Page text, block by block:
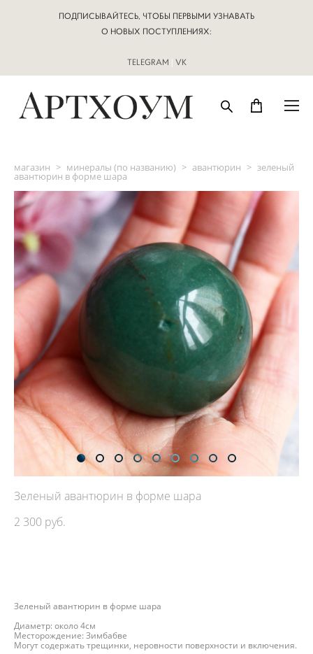
ПОДПИСЫВАЙТЕСЬ, ЧТОБЫ ПЕРВЫМИ УЗНАВАТЬ
О НОВЫХ ПОСТУПЛЕНИЯХ:
TELEGRAM | VK
магазин > минералы (по названию) > авантюрин > зеленый
авантюрин в форме шара
Зеленый авантюрин в форме шара
2 300 pуб.
Зеленый авантюрин в форме шара
Диаметр: около 4см
Месторождение: Зимбабве
Могут содержать трещинки, неровности поверхности и включения.